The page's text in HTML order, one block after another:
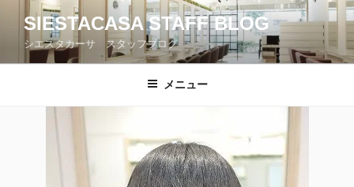
ン
SIESTACASA STAFF BLOG
シエスタカーサ スタッフブログ
メニュー